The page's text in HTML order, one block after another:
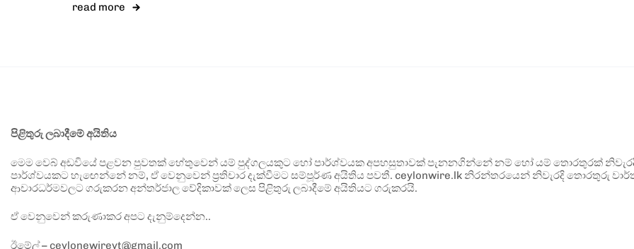
read more
පිළිතුරු ලබාදීමේ අයිතිය
මෙම වෙබ් අඩවියේ පළවන පුවතක් හේතුවෙන් යම් පුද්ගලයකුට හෝ පාර්ශ්වයක අපහසුතාවක් පැනනගින්නේ නම් හෝ යම් තොරතුරක්
පාර්ශ්වයකට හැඟෙන්නේ නම්, ඒ වෙනුවෙන් ප්‍රතිචාර දැක්වීමට සම්පූර්ණ අයිතිය පවතී. ceylonwire.lk නිරන්තරයෙන් නිවැරදි තොරතුරු
ආචාරධර්මවලට ගරුකරන අන්තර්ජාල වේදිකාවක් ලෙස පිළිතුරු ලබාදීමේ අයිතියට ගරුකරයි.
ඒ වෙනුවෙන් කරුණාකර අපට දැනුම්දෙන්න..
ඊමේල් – ceylonewireyt@gmail.com